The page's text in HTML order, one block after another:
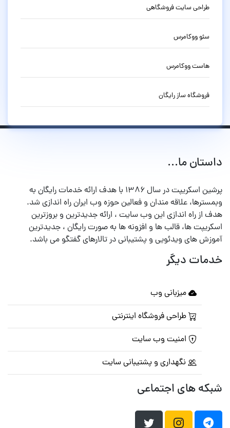
طراحی سایت فروشگاهی
سئو ووکامرس
هاست ووکامرس
فروشگاه ساز رایگان
داستان ما...
پرشین اسکریپت در سال ۱۳۸۶ با هدف ارائه خدمات رایگان به
وبمسترها، علاقه مندان و فعالین حوزه وب ایران راه اندازی شد.
هدف از راه اندازی این وب سایت ، ارائه جدیدترین و بروزترین
اسکریپت ها، قالب ها و افزونه ها به صورت رایگان ، جدیدترین
آموزش های ویدئویی و پشتیبانی در تالارهای گفتگو می باشد.
خدمات دیگر
میزبانی وب
طراحی فروشگاه اینترنتی
امنیت وب سایت
نگهداری و پشتیبانی سایت
شبکه های اجتماعی